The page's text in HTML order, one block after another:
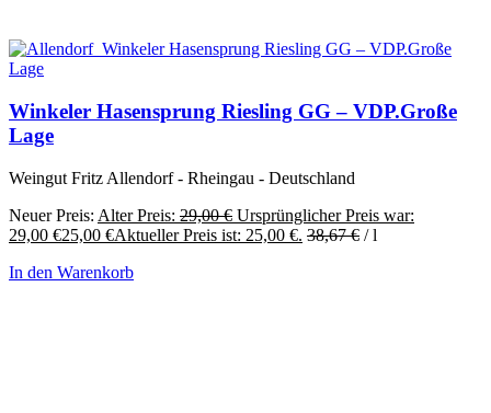
Winkeler Hasensprung Riesling GG – VDP.Große
Lage
Weingut Fritz Allendorf - Rheingau - Deutschland
Neuer Preis: Alter Preis: 29,00€ Ursprünglicher Preis war:
29,00 €25,00 €Aktueller Preis ist: 25,00 €. 38,67€ /l
In den Warenkorb